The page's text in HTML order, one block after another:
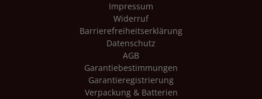
Impressum
Widerruf
Barrierefreiheitserklärung
Datenschutz
AGB
Garantiebestimmungen
Garantieregistrierung
Verpackung & Batterien